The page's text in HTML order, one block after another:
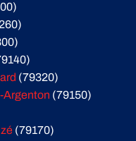
(79320)
Argenton (79150)
(79170)